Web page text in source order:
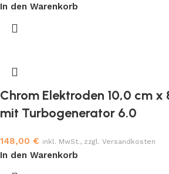
In den Warenkorb
Chrom Elektroden 10,0 cm x
mit Turbogenerator 6.0
148,00 € inkl. MwSt., zzgl. Versandkosten
In den Warenkorb